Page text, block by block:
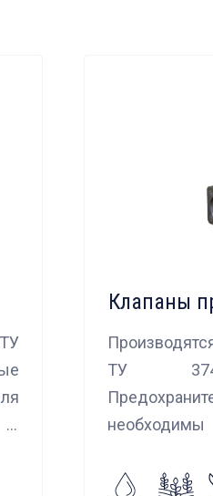
с
Клапаны
ТУ 3742-
случаях